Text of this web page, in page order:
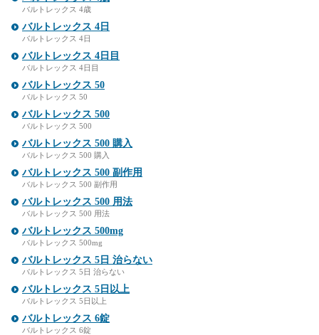
バルトレックス 4歳
バルトレックス 4日
バルトレックス 4日
バルトレックス 4日目
バルトレックス 4日目
バルトレックス 50
バルトレックス 50
バルトレックス 500
バルトレックス 500
バルトレックス 500 購入
バルトレックス 500 購入
バルトレックス 500 副作用
バルトレックス 500 副作用
バルトレックス 500 用法
バルトレックス 500 用法
バルトレックス 500mg
バルトレックス 500mg
バルトレックス 5日 治らない
バルトレックス 5日 治らない
バルトレックス 5日以上
バルトレックス 5日以上
バルトレックス 6錠
バルトレックス 6錠